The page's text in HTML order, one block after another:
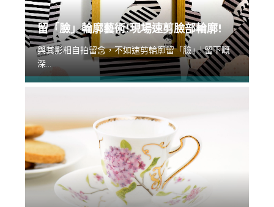
留「臉」輪廓藝術!現場速剪臉部輪廓!
與其影相自拍留念，不如速剪輪廓留「臉」! 留下嘅
深...